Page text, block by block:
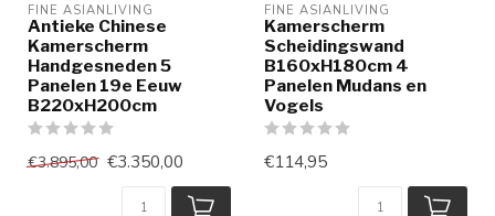
FINE ASIANLIVING
Antieke Chinese
Kamerscherm
Handgesneden 5
Panelen 19e Eeuw
B220xH200cm
€3.895,00 €3.350,00
FINE ASIANLIVING
Kamerscherm
Scheidingswand
B160xH180cm 4
Panelen Mudans en
Vogels
€114,95